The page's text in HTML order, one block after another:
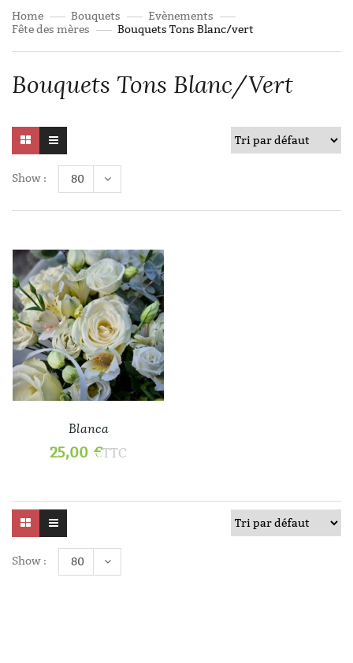
Home Bouquets
Evènements
Fête des mères
Bouquets Tons Blanc/vert
Bouquets Tons Blanc/vert
Show : 80
Blanca
25,00 €TTC
Show : 80